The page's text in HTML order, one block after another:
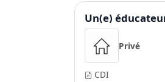
Un(e)
Privé
CDI